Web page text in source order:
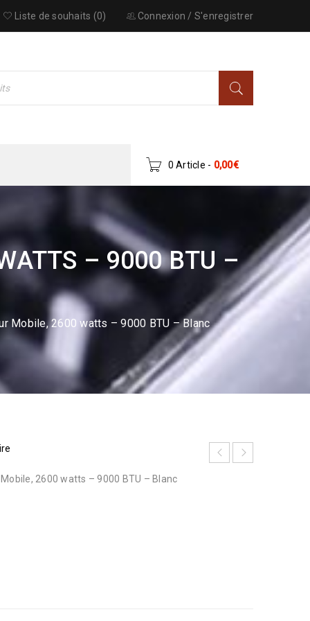
Connexion / S'enregistrer
Liste de souhaits (0)
0 Article - 0,00€
– 9000 BTU –
Mobile, 2600 watts – 9000 BTU – Blanc
2600 watts – 9000 BTU – Blanc